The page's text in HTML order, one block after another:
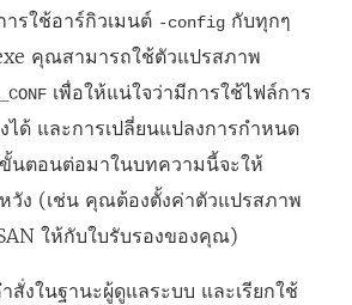
ารใช้อาร์กิวเมนต์ -config กับทุกๆ
คุณสามารถใช้ตัวแปรสภาพ
เพื่อให้แน่ใจว่ามีการใช้ไฟล์การ
ด้ และการเปลี่ยนแปลงการกำหนด
นตอนต่อมาในบทความนี้จะให้
วัง (เช่น คุณต้องตั้งค่าตัวแปรสภาพ
ให้กับใบรับรองของคุณ)
สั่งในฐานะผู้ดูแลระบบ และเรียกใช้